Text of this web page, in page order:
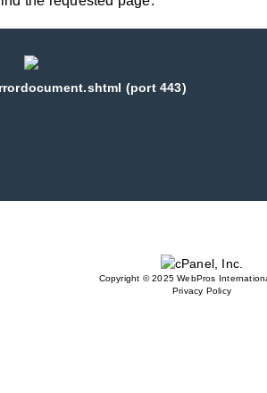
(port 443)
Copyright © 2025 WebPros
Privacy Policy